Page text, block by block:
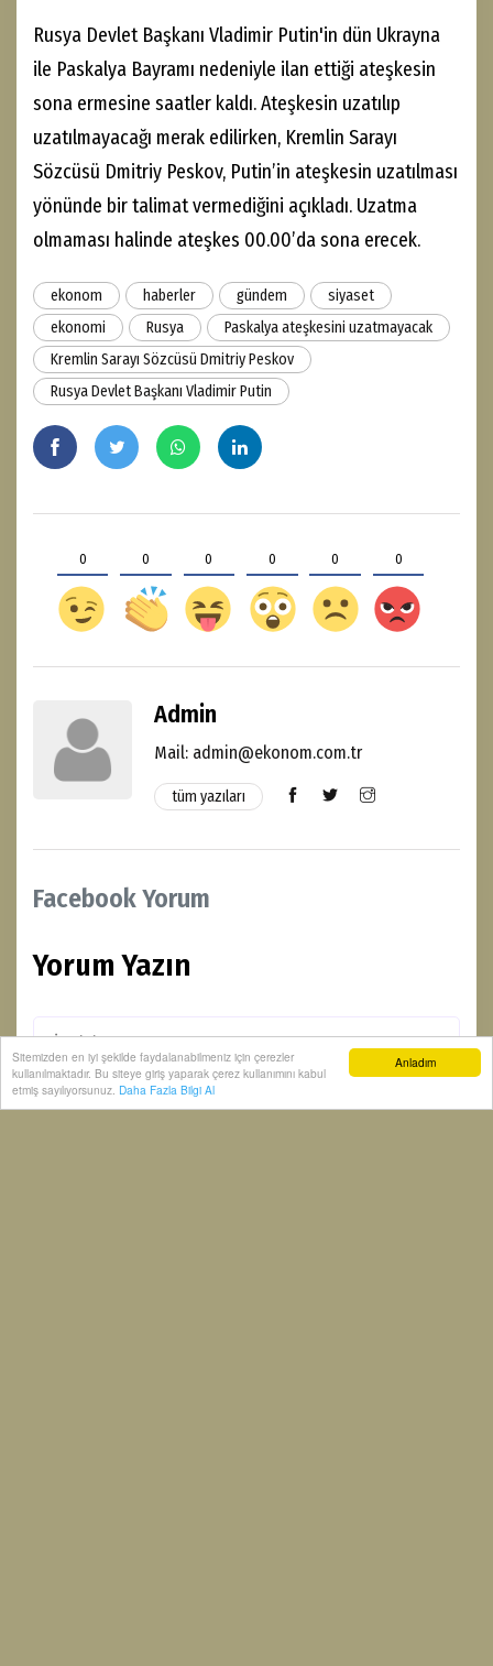
Anladım
Sitemizden en iyi şekilde faydalanabilmeniz için çerezler
kullanılmaktadır. Bu siteye giriş yaparak çerez kullanımını kabul
etmiş sayılıyorsunuz. Daha Fazla Bilgi Al
Rusya Devlet Başkanı Vladimir Putin'in dün Ukrayna
ile Paskalya Bayramı nedeniyle ilan ettiği ateşkesin
sona ermesine saatler kaldı. Ateşkesin uzatılıp
uzatılmayacağı merak edilirken, Kremlin Sarayı
Sözcüsü Dmitriy Peskov, Putin’in ateşkesin uzatılması
yönünde bir talimat vermediğini açıkladı. Uzatma
olmaması halinde ateşkes 00.00’da sona erecek.
ekonom haberler gündem
siyaset
ekonomi
Rusya
Paskalya ateşkesini uzatmayacak
Kremlin Sarayı Sözcüsü Dmitriy Peskov
Rusya Devlet Başkanı Vladimir Putin
0 0 0 0 0 0
Admin
Mail: admin@ekonom.com.tr
tüm yazıları
Facebook Yorum
Yorum Yazın